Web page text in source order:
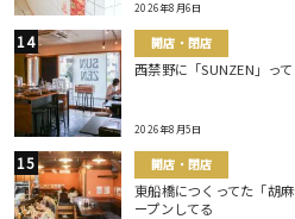
2026年8月6日
開店・閉店
西禁野に「SUNZEN」っ
2026年8月5日
開店・閉店
東船橋につくってた「胡
ープンしてる